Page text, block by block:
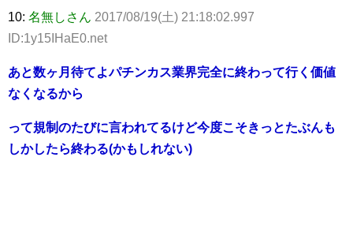
10: 名無しさん 2017/08/19(土) 21:18:02.997
ID:1y15IHaE0.net
あと数ヶ月待てよパチンカス業界完全に終わって行く価値
なくなるから
って規制のたびに言われてるけど今度こそきっとたぶんも
しかしたら終わる(かもしれない)